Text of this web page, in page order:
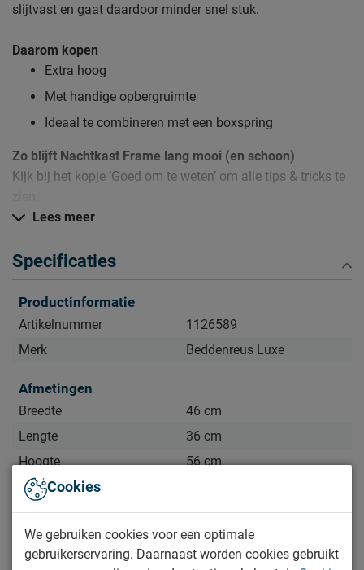
slijtvast en gaat daardoor minder snel stuk.
Daarom kopen
Extra hoog
Met handige opbergruimte
Ideaal te combineren met een boxspring
Zo blijft Nachtkast Frame lang mooi (en schoon)
Kijk bij het kopje ‘Goed om te weten’ om alle tips & tricks te
Lees meer
Specificaties
Productinformatie
Artikelnummer
1126589
Merk
Beddenreus Luxe
Afmetingen
Breedte
46 cm
Lengte
36 cm
Hoogte
56 cm
Diepte
Uitvoering
1 lade
Cookies
We gebruiken cookies voor een optimale
gebruikerservaring. Daarnaast worden cookies gebruikt